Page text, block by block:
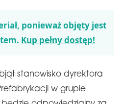
ponieważ objęty jest
Kup pełny dostęp!
stanowisko dyrektora
w grupie